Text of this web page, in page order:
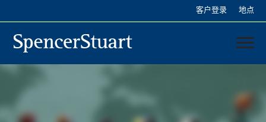
Content
中国
我们的顾问
客户登录 地点